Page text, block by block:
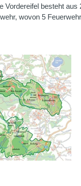
Vordereifel besteht
wovon 5